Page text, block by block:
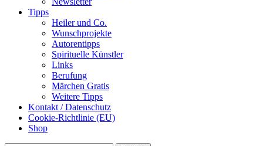
Tipps
Heiler und Co.
Wunschprojekte
Autorentipps
Spirituelle Künstler
Links
Berufung
Märchen Gratis
Weitere Tipps
Kontakt / Datenschutz
Cookie-Richtlinie (EU)
Shop